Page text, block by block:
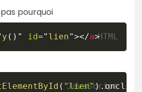
pourquoi
y ( ) " id=" lien"></a>
( "lien").onclick